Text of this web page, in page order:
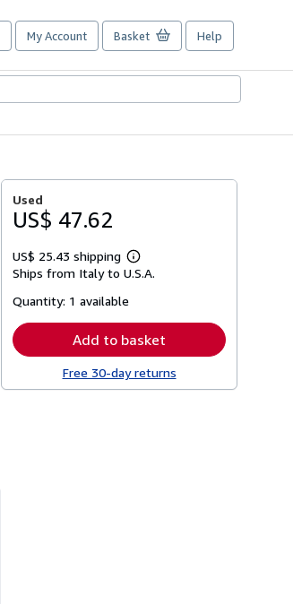
My Account Basket Help
Used
US$ 47.62
US$ 25.43 shipping
Learn
more
Ships from Italy to U.S.A.
Quantity: 1 available
Add to basket
Free 30-day returns